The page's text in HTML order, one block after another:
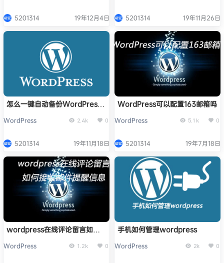
5201314 19年12月4日 5201314 19年11月26日
怎么一键自动备份WordPress
WordPress 2.4k 0
5201314 19年11月18日
WordPress可以配置163邮箱吗
WordPress 5.1k 0
5201314 19年7月18日
wordpress在线评论留言如何
WordPress 1.2k 0
手机如何管理wordpress
WordPress 2k 0